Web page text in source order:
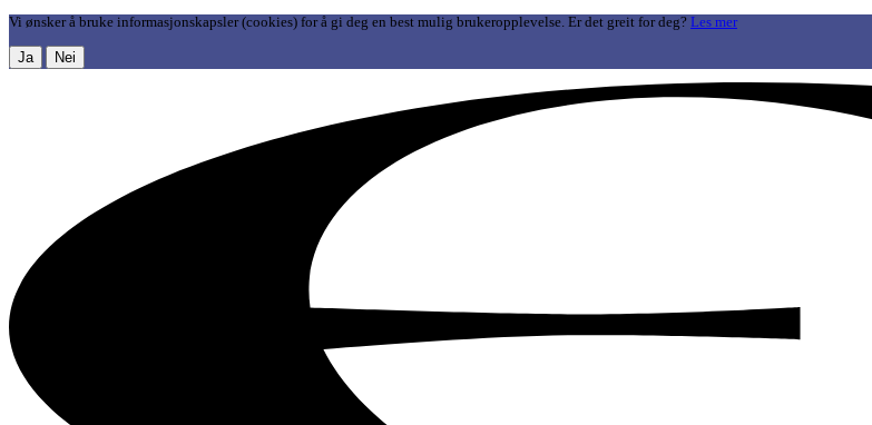
Vi ønsker å bruke informasjonskapsler (cookies) for å gi deg en best mulig brukeropplevelse. Er det greit for deg? Les mer
Ja Nei